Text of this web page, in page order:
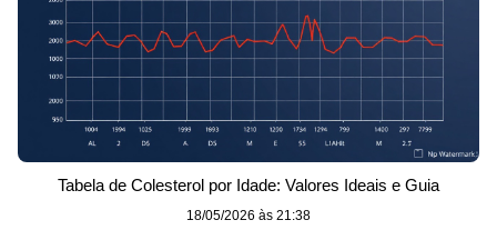
Tabela de Colesterol por Idade: Valores Ideais e Guia
18/05/2026 às 21:38